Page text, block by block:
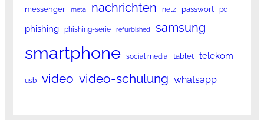
messenger meta nachrichten netz passwort pc
phishing phishing-serie refurbished samsung
smartphone social media tablet telekom
usb video video-schulung whatsapp